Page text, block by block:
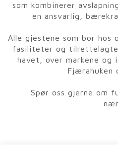
som kombinerer
en ansvarlig,
Alle gjestene som bor hos
fasiliteter og
havet, over markene og
Fjærahuken
Spør oss gjerne om